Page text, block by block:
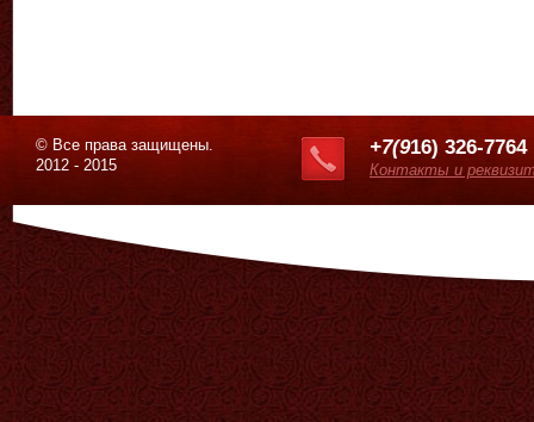
© Все права защищены.
2012 - 2015
+7(916) 326-7764
Контакты и